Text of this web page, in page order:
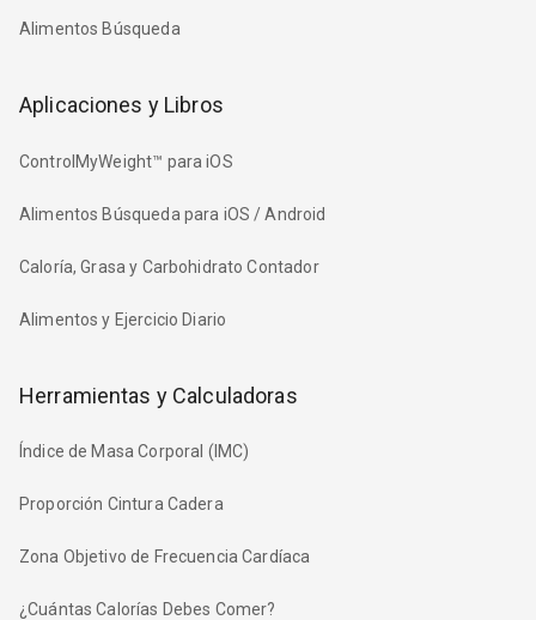
Alimentos Búsqueda
Aplicaciones y Libros
ControlMyWeight™ para iOS
Alimentos Búsqueda para iOS / Android
Caloría, Grasa y Carbohidrato Contador
Alimentos y Ejercicio Diario
Herramientas y Calculadoras
Índice de Masa Corporal (IMC)
Proporción Cintura Cadera
Zona Objetivo de Frecuencia Cardíaca
¿Cuántas Calorías Debes Comer?